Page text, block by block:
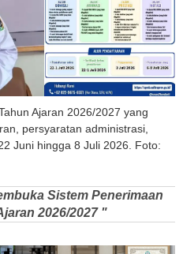
Ajaran 2026/2027 yang
persyaratan administrasi,
Juni hingga 8 Juli 2026. Foto:
Sistem Penerimaan
2026/2027 "